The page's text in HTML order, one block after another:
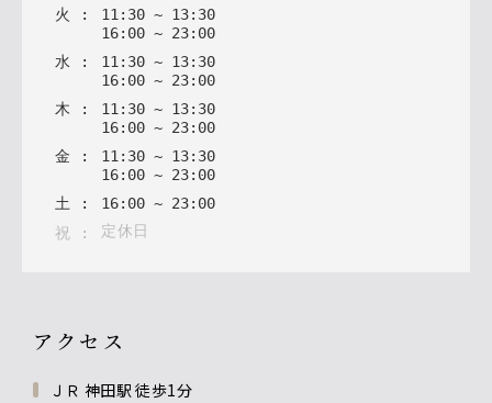
火
: 11 : 30 ~ 13: 30
16: 00 ~ 23: 00
水 : 11 : 30 ~ 13: 30
16: 00 ~ 23: 00
木 : 11 : 30 ~ 13: 30
16: 00 ~ 23: 00
金 : 11: 30 ~ 13: 30
16: 00 ~ 23: 00
土 : 16: 00 ~ 23: 00
祝 : 定休日
アクセス
ＪＲ 神田駅 徒歩1分